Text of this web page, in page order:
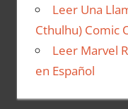
Leer Una
Cthulhu) Comic
Leer Marvel
en Español